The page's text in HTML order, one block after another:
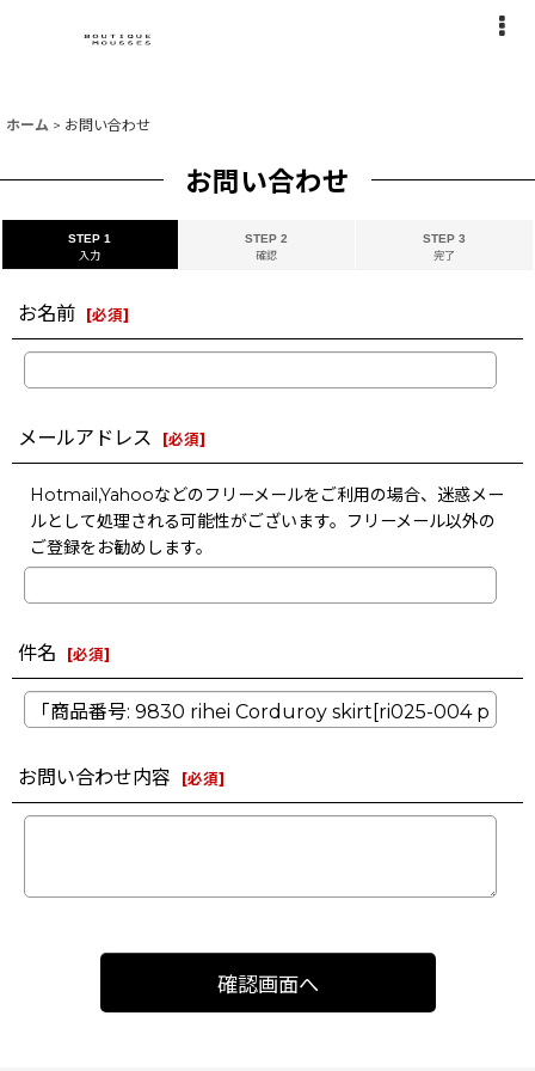
ホーム > お問い合わせ
お問い合わせ
STEP 1
入力
STEP 2
確認
STEP 3
完了
お名前 [必須]
メールアドレス [必須]
Hotmail,Yahooなどのフリーメールをご利用の場合、迷惑メー
ルとして処理される可能性がございます。フリーメール以外の
ご登録をお勧めします。
件名 [必須]
お問い合わせ内容 [必須]
確認画面へ